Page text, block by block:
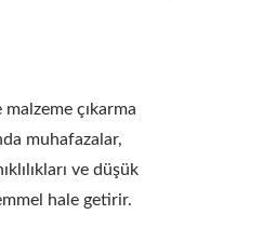
çıkarma
muhafazalar,
ve düşük
hale getirir.